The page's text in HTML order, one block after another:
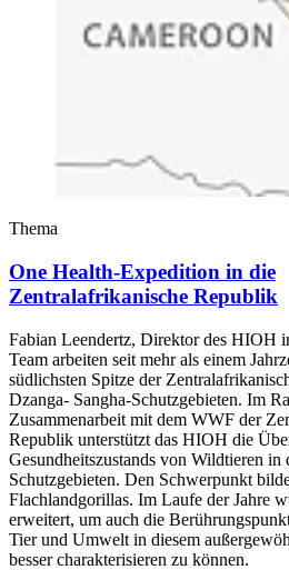
Thema
One Health-Expedition in die
Zentralafrikanische Republik
Fabian Leendertz, Direktor des HIOH
Team arbeiten seit mehr als einem
südlichsten Spitze der
Dzanga- Sangha-Schutzgebieten. Im
Zusammenarbeit mit dem WWF der
Republik unterstützt das HIOH die
Gesundheitszustands von Wildtieren in
Schutzgebieten. Den Schwerpunkt
Flachlandgorillas. Im Laufe der Jahre
erweitert, um auch die
Tier und Umwelt in diesem
besser charakterisieren zu können.